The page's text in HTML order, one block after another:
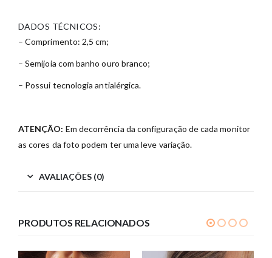
DADOS TÉCNICOS:
– Comprimento: 2,5 cm;
– Semijoia com banho ouro branco;
– Possui tecnologia antialérgica.
ATENÇÃO: Em decorrência da configuração de cada monitor
as cores da foto podem ter uma leve variação.
AVALIAÇÕES (0)
PRODUTOS RELACIONADOS